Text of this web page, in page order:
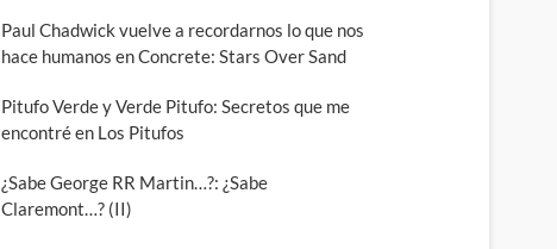
Paul Chadwick vuelve a recordarnos lo que nos
hace humanos en Concrete: Stars Over Sand
Pitufo Verde y Verde Pitufo: Secretos que me
encontré en Los Pitufos
¿Sabe George RR Martin…?: ¿Sabe
Claremont…? (II)